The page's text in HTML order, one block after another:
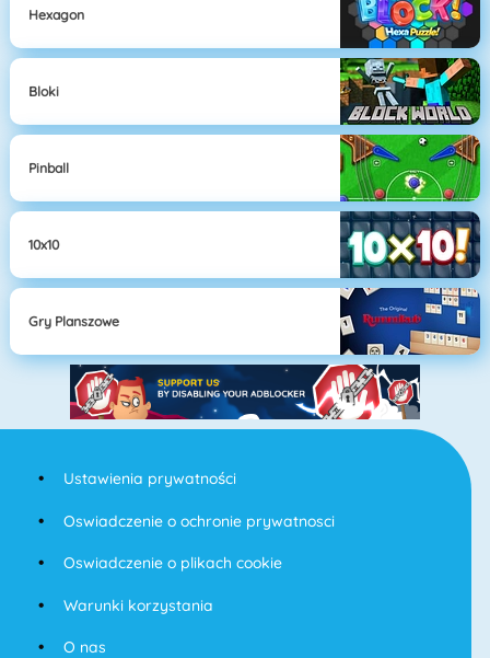
Hexagon
Bloki
Pinball
10x10
Gry Planszowe
Ustawienia prywatności
Oswiadczenie o ochronie prywatnosci
Oswiadczenie o plikach cookie
Warunki korzystania
O nas